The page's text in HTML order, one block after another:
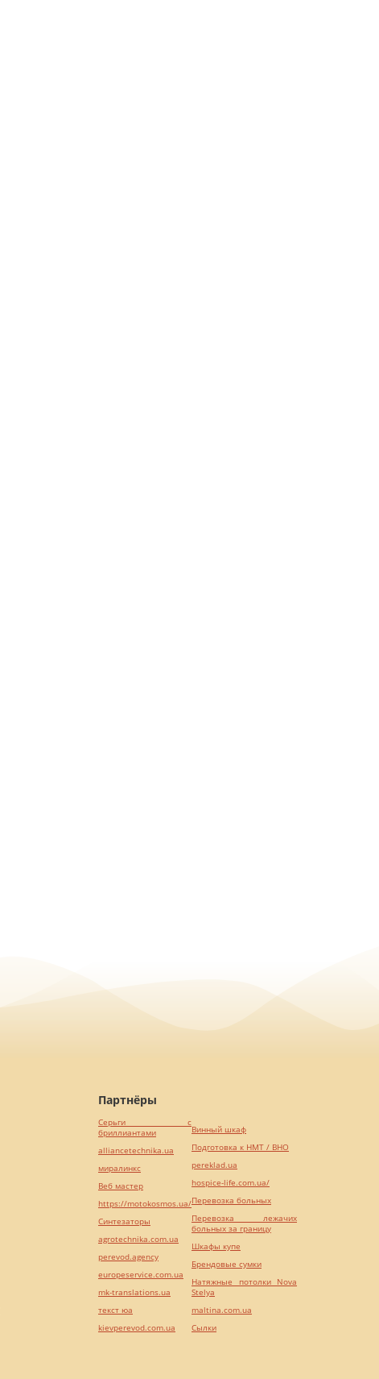
Партнёры
Серьги с
бриллиантами
alliancetechnika.ua
миралинкс
Веб мастер
https://motokosmos.ua/
Синтезаторы
agrotechnika.com.ua
perevod.agency
europeservice.com.ua
mk-translations.ua
текст юа
kievperevod.com.ua
Винный шкаф
Подготовка к НМТ / ВНО
pereklad.ua
hospice-life.com.ua/
Перевозка больных
Перевозка лежачих
больных за границу
Шкафы купе
Брендовые сумки
Натяжные потолки Nova
Stelya
maltina.com.ua
Cылки